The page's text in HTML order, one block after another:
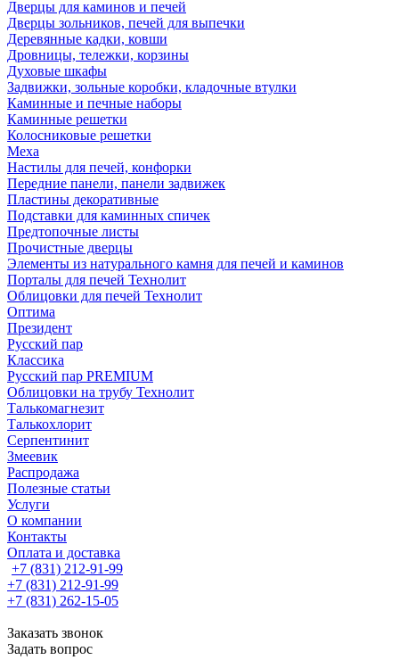
Дверцы для каминов и печей
Дверцы зольников, печей для выпечки
Деревянные кадки, ковши
Дровницы, тележки, корзины
Духовые шкафы
Задвижки, зольные коробки, кладочные втулки
Каминные и печные наборы
Каминные решетки
Колосниковые решетки
Меха
Настилы для печей, конфорки
Передние панели, панели задвижек
Пластины декоративные
Подставки для каминных спичек
Предтопочные листы
Прочистные дверцы
Элементы из натурального камня для печей и каминов
Порталы для печей Технолит
Облицовки для печей Технолит
Оптима
Президент
Русский пар
Классика
Русский пар PREMIUM
Облицовки на трубу Технолит
Талькомагнезит
Талькохлорит
Серпентинит
Змеевик
Распродажа
Полезные статьи
Услуги
О компании
Контакты
Оплата и доставка
+7 (831) 212-91-99
+7 (831) 212-91-99
+7 (831) 262-15-05
Заказать звонок
Задать вопрос